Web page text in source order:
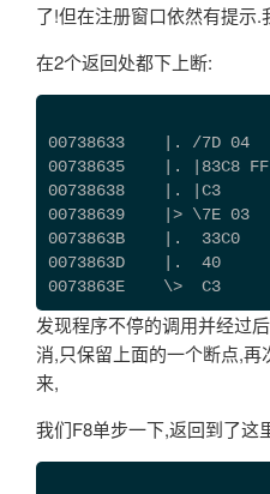
了!但在注册窗口依然有提示.
在2个返回处都下上断:
00738633    |. /7D 04
00738635    |. |83C8 FF
00738638    |. |C3
00738639    |> \7E 03
0073863B    |.  33C0
0073863D    |.  40
0073863E    \>  C3
发现程序不停的调用并经过
消,只保留上面的一个断点,再
来,
我们F8单步一下,返回到了这